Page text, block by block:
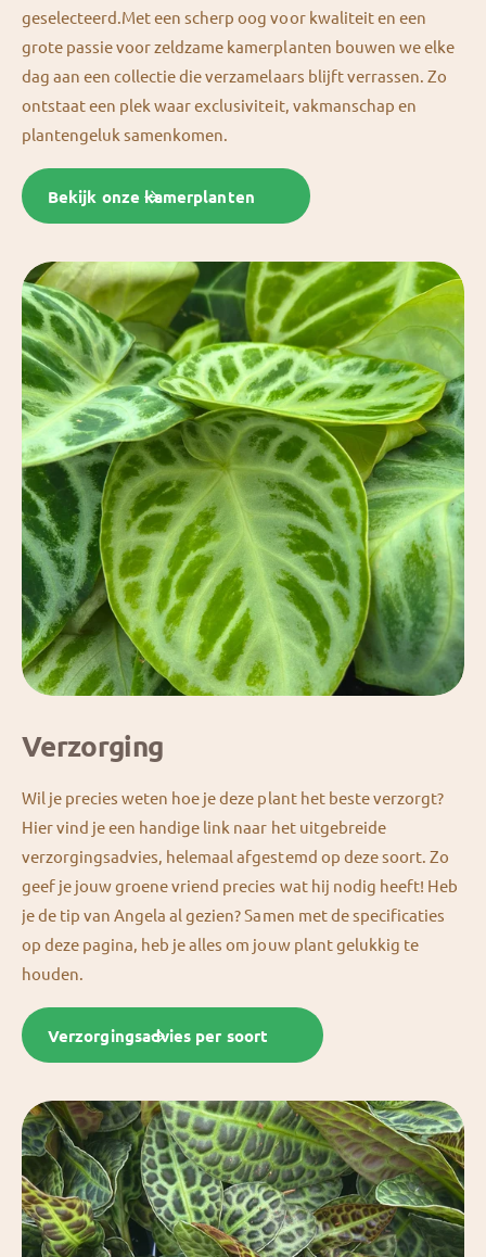
geselecteerd.Met een scherp oog voor kwaliteit en een
grote passie voor zeldzame kamerplanten bouwen we elke
dag aan een collectie die verzamelaars blijft verrassen. Zo
ontstaat een plek waar exclusiviteit, vakmanschap en
plantengeluk samenkomen.
Bekijk onze kamerplanten
Verzorging
Wil je precies weten hoe je deze plant het beste verzorgt?
Hier vind je een handige link naar het uitgebreide
verzorgingsadvies, helemaal afgestemd op deze soort. Zo
geef je jouw groene vriend precies wat hij nodig heeft! Heb
je de tip van Angela al gezien? Samen met de specificaties
op deze pagina, heb je alles om jouw plant gelukkig te
houden.
Verzorgingsadvies per soort